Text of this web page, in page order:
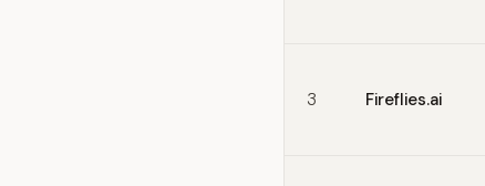
3 Fireflies.ai